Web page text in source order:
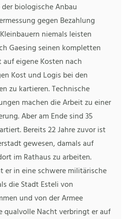
biologische Anbau
gegen Bezahlung
niemals leisten
Gaesing seinen kompletten
eigene Kosten nach
Kost und Logis bei den
zu kartieren. Technische
machen die Arbeit zu einer
Aber am Ende sind 35
Bereits 22 Jahre zuvor ist
gewesen, damals auf
im Rathaus zu arbeiten.
er in eine schwere militärische
die Stadt Esteli von
und von der Armee
qualvolle Nacht verbringt er auf